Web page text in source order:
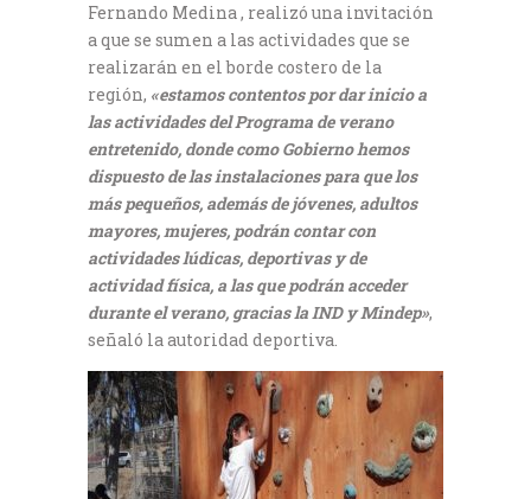
Fernando Medina , realizó una invitación
a que se sumen a las actividades que se
realizarán en el borde costero de la
región, «estamos contentos por dar inicio a
las actividades del Programa de verano
entretenido, donde como Gobierno hemos
dispuesto de las instalaciones para que los
más pequeños, además de jóvenes, adultos
mayores, mujeres, podrán contar con
actividades lúdicas, deportivas y de
actividad física, a las que podrán acceder
durante el verano, gracias la IND y Mindep»,
señaló la autoridad deportiva.